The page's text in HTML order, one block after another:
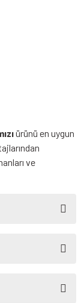
ürünü en uygun
ve